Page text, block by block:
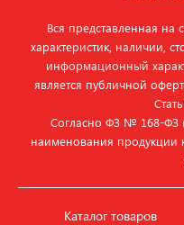
Вся представленная
характеристик, наличии,
информационный
является публичной
Согласно ФЗ № 168‑ФЗ
наименования продукции
Каталог товаров